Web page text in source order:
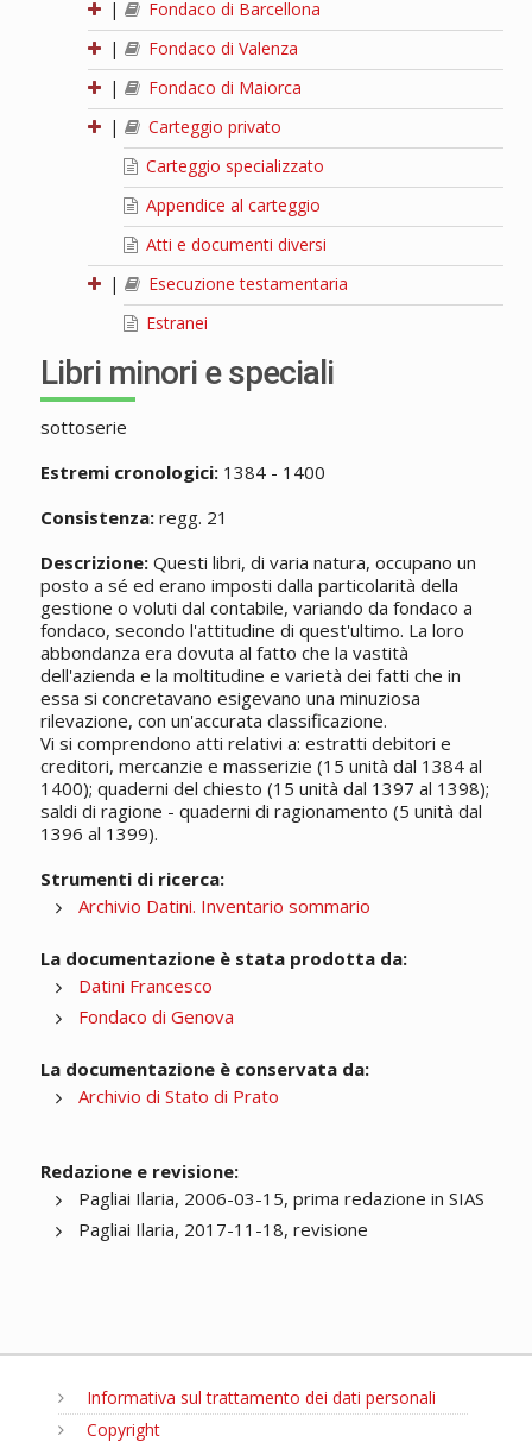
|
Fondaco di Barcellona
|
Fondaco di Valenza
|
Fondaco di Maiorca
|
Carteggio privato
Carteggio specializzato
Appendice al carteggio
Atti e documenti diversi
|
Esecuzione testamentaria
Estranei
Libri minori e speciali
sottoserie
Estremi cronologici:1384 - 1400
Consistenza:regg. 21
Descrizione:Questi libri, di varia natura, occupano un
posto a sé ed erano imposti dalla particolarità della
gestione o voluti dal contabile, variando da fondaco a
fondaco, secondo l'attitudine di quest'ultimo. La loro
abbondanza era dovuta al fatto che la vastità
dell'azienda e la moltitudine e varietà dei fatti che in
essa si concretavano esigevano una minuziosa
rilevazione, con un'accurata classificazione.
Vi si comprendono atti relativi a: estratti debitori e
creditori, mercanzie e masserizie (15 unità dal 1384 al
1400); quaderni del chiesto (15 unità dal 1397 al 1398);
saldi di ragione - quaderni di ragionamento (5 unità dal
1396 al 1399).
Strumenti di ricerca:
Archivio Datini. Inventario sommario
La documentazione è stata prodotta da:
Datini Francesco
Fondaco di Genova
La documentazione è conservata da:
Archivio di Stato di Prato
Redazione e revisione:
Pagliai Ilaria, 2006-03-15, prima redazione in SIAS
Pagliai Ilaria, 2017-11-18, revisione
Informativa sul trattamento dei dati personali
Copyright